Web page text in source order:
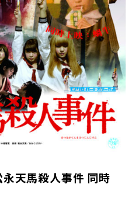
永天馬殺人事件 同時